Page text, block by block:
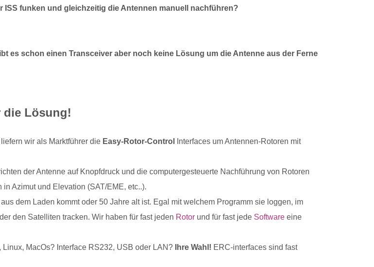
ISS funken und gleichzeitig die Antennen manuell nachführen?
es schon einen Transceiver aber noch keine Lösung um die Antenne aus der Ferne
die Lösung!
wir als Marktführer die Easy-Rotor-Control
Interfaces um Antennen-Rotoren mit
der Antenne auf Knopfdruck und die computergesteuerte Nachführung von Rotoren
Azimut und Elevation (SAT/EME, etc..).
dem Laden kommt oder 50 Jahre alt ist. Egal mit welchem Programm sie loggen, im
den Satelliten tracken. Wir haben für fast jeden Rotor und für fast jede Software eine
Linux, MacOs? Interface RS232, USB oder LAN? Ihre Wahl! ERC-interfaces sind fast